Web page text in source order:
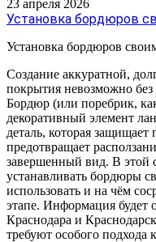
23 апреля 2026
Установка бордюров
Установка бордюров
Создание аккуратной,
покрытия невозможно
Бордюр (или поребрик,
декоративный элемент
деталь, которая
предотвращает
завершенный вид. В этой
устанавливать бордюры
использовать и на чём
этапе. Информация будет
Краснодара и
требуют особого подхода